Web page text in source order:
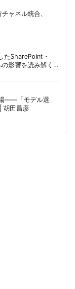
ャネル統合、
SharePoint・
影響を読み解く |
——「モデル選
胡田昌彦